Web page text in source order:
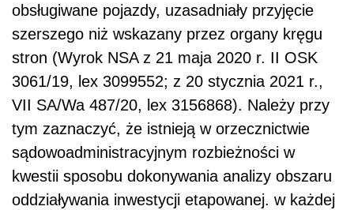
obsługiwane pojazdy, uzasadniały przyjęcie
szerszego niż wskazany przez organy kręgu
stron (Wyrok NSA z 21 maja 2020 r. II OSK
3061/19, lex 3099552; z 20 stycznia 2021 r.,
VII SA/Wa 487/20, lex 3156868). Należy przy
tym zaznaczyć, że istnieją w orzecznictwie
sądowoadministracyjnym rozbieżności w
kwestii sposobu dokonywania analizy obszaru
oddziaływania inwestycji etapowanej. w każdej